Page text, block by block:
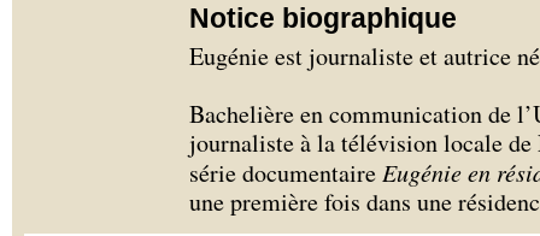
Notice biographique
Eugénie est journaliste et autrice
Bachelière en communication de
journaliste à la télévision locale
série documentaire Eugénie en
une première fois dans une